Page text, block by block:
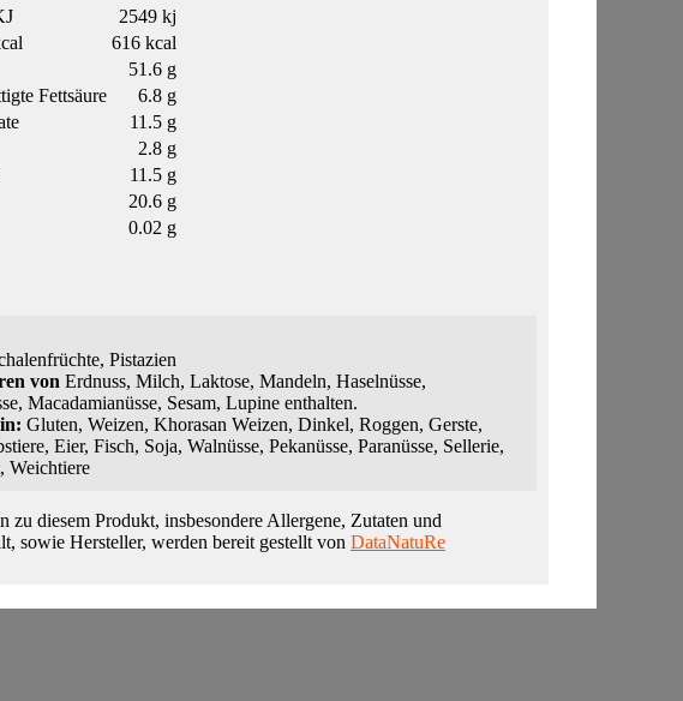
2549 kj
616 kcal
51.6 g
Fettsäure
6.8 g
11.5 g
2.8 g
11.5 g
20.6 g
0.02 g
Pistazien
von Erdnuss, Milch, Laktose, Mandeln, Haselnüsse,
Macadamianüsse, Sesam, Lupine enthalten.
Gluten, Weizen, Khorasan Weizen, Dinkel, Roggen, Gerste,
Eier, Fisch, Soja, Walnüsse, Pekanüsse, Paranüsse, Sellerie,
Weichtiere
zu diesem Produkt, insbesondere Allergene, Zutaten und
sowie Hersteller, werden bereit gestellt von DataNatuRe